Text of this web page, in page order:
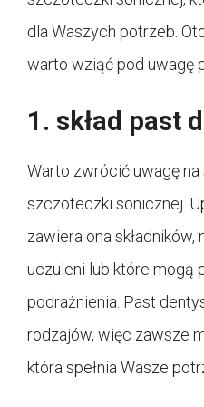
dla Waszych potrzeb.
warto wziąć pod uwagę
1. skład past
Warto zwrócić uwagę na
szczoteczki sonicznej.
zawiera ona
uczuleni lub które mogą
podrażnienia. Past
rodzajów, więc zawsze
która spełnia Wasze